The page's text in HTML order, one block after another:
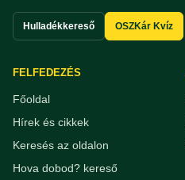
Hulladékkereső OSZKár Kvíz
FELFEDEZÉS
Főoldal
Hírek és cikkek
Keresés az oldalon
Hova dobod? kereső